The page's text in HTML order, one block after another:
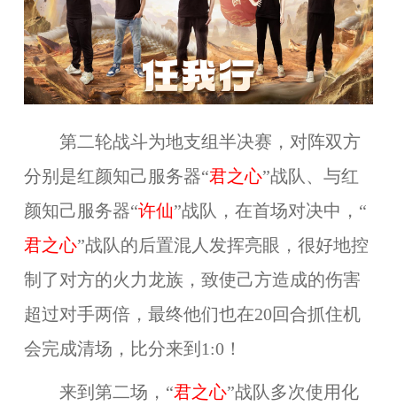
第二轮战斗为地支组半决赛，对阵双方
分别是红颜知己服务器“君之心”战队、与红
颜知己服务器“许仙”战队，在首场对决中，“
君之心”战队的后置混人发挥亮眼，很好地控
制了对方的火力龙族，致使己方造成的伤害
超过对手两倍，最终他们也在20回合抓住机
会完成清场，比分来到1:0！
来到第二场，“君之心”战队多次使用化